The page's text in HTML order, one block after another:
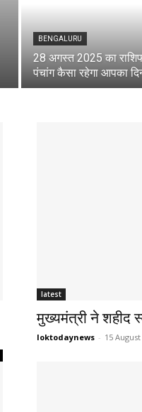
BENGALURU
28 अगस्त 2025 का
पंचांग कैसा रहेगा आपका
latest
मुख्यमंत्री ने शहीद
loktodaynews - 15